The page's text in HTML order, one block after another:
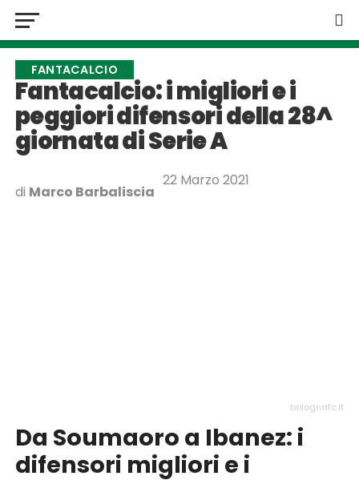
FANTACALCIO
Fantacalcio: i migliori e i
peggiori difensori della 28^
giornata di Serie A
di Marco Barbaliscia
22 Marzo 2021
bolognafc.it
Da Soumaoro a Ibanez: i
difensori migliori e i